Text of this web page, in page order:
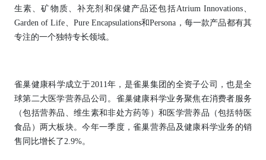
生素、矿物质、补充剂和保健产品还包括Atrium Innovations、
Garden of Life、Pure Encapsulations和Persona，每一款产品都有其
专注的一个独特专长领域。
雀巢健康科学成立于2011年，是雀巢集团的全资子公司，也是全
球第二大医学营养品公司。雀巢健康科学业务聚焦在消费者服务
（包括营养品、维生素和非处方药等）和医学营养品（包括特医
食品）两大板块。今年一季度，雀巢营养品及健康科学业务的销
售同比增长了2.9%。